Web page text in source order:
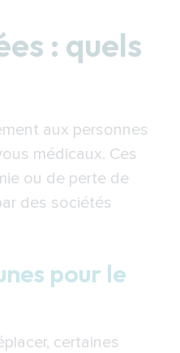
des personnes à
associations
pour les
: quelles
: quels
aux personnes
médicaux. Ces
ou de perte de
des sociétés
pour le
certaines